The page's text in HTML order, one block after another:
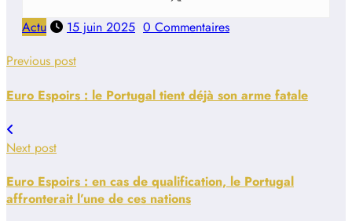
Actu 15 juin 2025 0 Commentaires
Previous post
Euro Espoirs : le Portugal tient déjà son arme fatale
Next post
Euro Espoirs : en cas de qualification, le Portugal
affronterait l’une de ces nations